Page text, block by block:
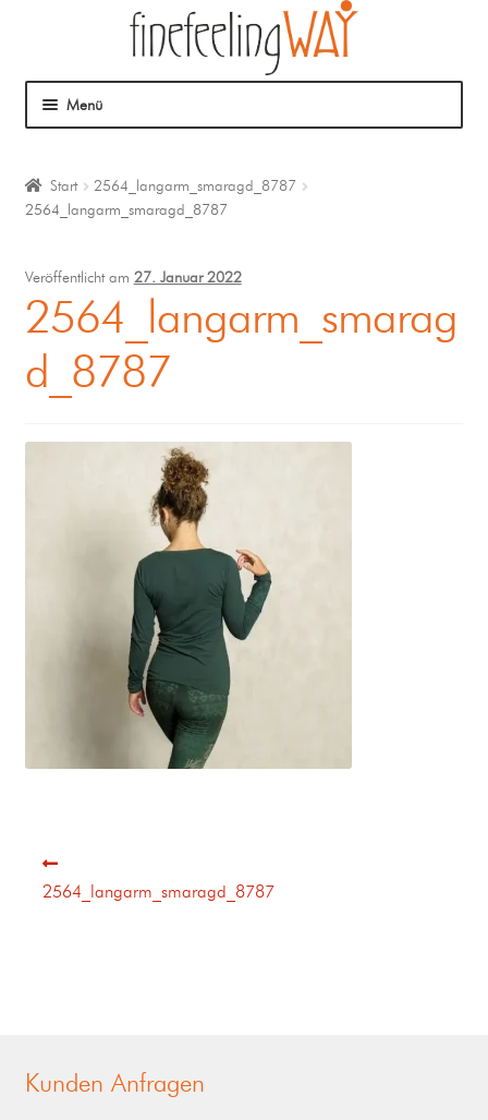
Menü
Mein Angebot
Coaching
Klangmassage
Start
2564_langarm_smaragd_8787
2564_langarm_smaragd_8787
Veröffentlicht am 27. Januar 2022
2564_langarm_smarag
d_8787
2564_langarm_smaragd_8787
Kunden Anfragen